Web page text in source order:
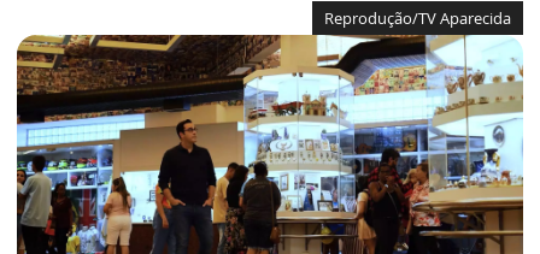
Reprodução/TV Aparecida